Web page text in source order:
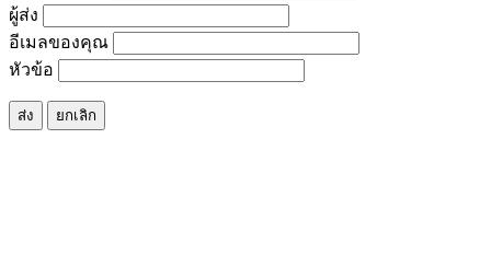
ผู้ส่ง
อีเมลของคุณ
หัวข้อ
ส่ง ยกเลิก